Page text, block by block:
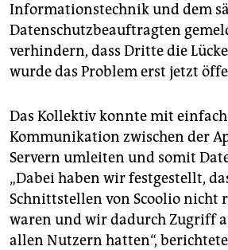
Informationstechnik und dem
Datenschutzbeauftragten
verhindern, dass Dritte die
wurde das Problem erst jetzt
Das Kollektiv konnte mit
Kommunikation zwischen der
Servern umleiten und somit
„Dabei haben wir festgestellt,
Schnittstellen von Scoo­lio nicht
waren und wir dadurch Zugriff
allen Nutzern hatten“,